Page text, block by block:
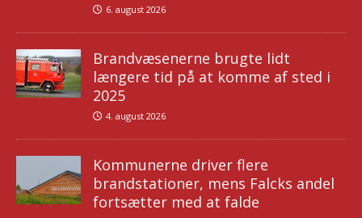
6. august 2026
Brandvæsenerne brugte lidt
længere tid på at komme af sted i
2025
4. august 2026
Kommunerne driver flere
brandstationer, mens Falcks andel
fortsætter med at falde